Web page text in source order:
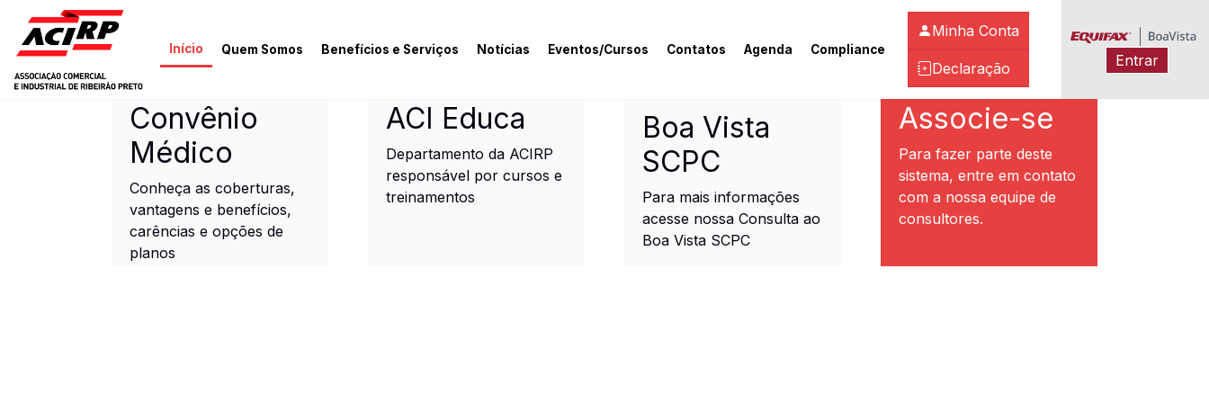
Pular para o conteúdo principal
Início Quem Somos Benefícios e Serviços Notícias Eventos/Cursos Contatos Agenda Compliance
Minha Conta
Declaração Entrar
ACIRP - Associação Comercial e Industrial de Ribeirão Preto
Convênio
Médico
Conheça as coberturas,
vantagens e benefícios,
carências e opções de
planos
ACI Educa
Departamento da ACIRP
responsável por cursos e
treinamentos
Boa Vista
SCPC
Para mais informações
acesse nossa Consulta ao
Boa Vista SCPC
Associe-se
Para fazer parte deste
sistema, entre em contato
com a nossa equipe de
consultores.